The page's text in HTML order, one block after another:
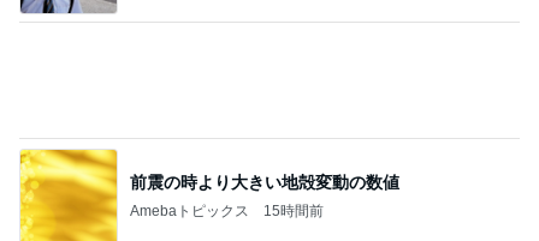
お願い
モンスターアクアリウム＆レプタイルズ 買取販売